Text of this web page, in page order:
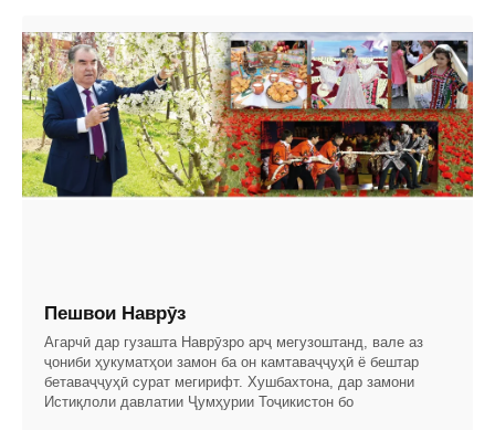
Пешвои Наврӯз
Агарчӣ дар гузашта Наврӯзро арҷ мегузоштанд, вале аз
ҷониби ҳукуматҳои замон ба он камтаваҷҷуҳӣ ё бештар
бетаваҷҷуҳӣ сурат мегирифт. Хушбахтона, дар замони
Истиқлоли давлатии Ҷумҳурии Тоҷикистон бо